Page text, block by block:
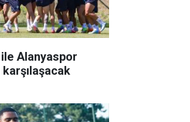
Alanyaspor
karşılaşacak